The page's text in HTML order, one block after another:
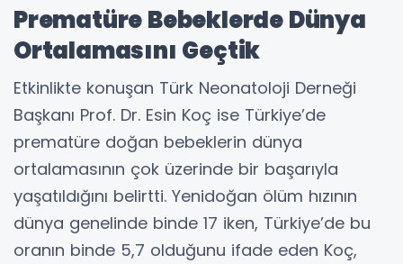
Prematüre Bebeklerde Dünya
Ortalamasını Geçtik
Etkinlikte konuşan Türk Neonatoloji Derneği
Başkanı Prof. Dr. Esin Koç ise Türkiye’de
prematüre doğan bebeklerin dünya
ortalamasının çok üzerinde bir başarıyla
yaşatıldığını belirtti. Yenidoğan ölüm hızının
dünya genelinde binde 17 iken, Türkiye’de bu
oranın binde 5,7 olduğunu ifade eden Koç,